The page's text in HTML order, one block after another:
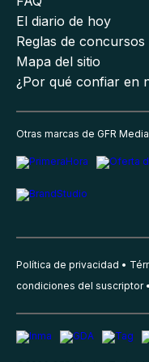
El diario de hoy
Reglas de concursos
Mapa del sitio
¿Por qué confiar en
Otras marcas de GFR Media
Política de privacidad
condiciones del suscriptor